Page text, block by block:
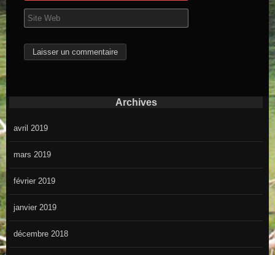
Archives
avril 2019
mars 2019
février 2019
janvier 2019
décembre 2018